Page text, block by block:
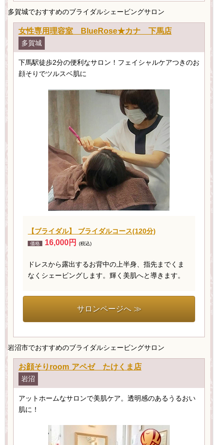
多賀城でおすすめのブライダルシェービングサロン
女性専用理容室 BlueRose★カナ 下馬店
多賀城
下馬駅徒歩2分の便利なサロン！フェイシャルケアつきのお
顔そりでツルスベ肌に
【ブライダル】 ブライダルコース(120分)
価格 16,000円 (税込)
ドレスから露出するお背中の上半身、指先までくま
なくシェービングします。輝く美肌へと導きます。
サロンページへ ≫
岩沼市でおすすめのブライダルシェービングサロン
お顔そりroom アペゼ たけくま店
岩沼
アットホームなサロンで美肌ケア。透明感のあるうるおい
肌に！